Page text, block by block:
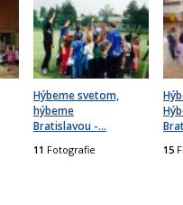
Hýbeme svetom,
hýbeme
Bratislavou -…
11 Fotografie 15